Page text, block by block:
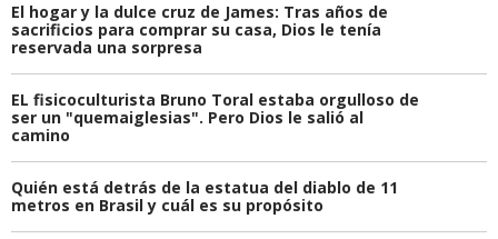
El hogar y la dulce cruz de James: Tras años de
sacrificios para comprar su casa, Dios le tenía
reservada una sorpresa
EL fisicoculturista Bruno Toral estaba orgulloso de
ser un "quemaiglesias". Pero Dios le salió al
camino
Quién está detrás de la estatua del diablo de 11
metros en Brasil y cuál es su propósito